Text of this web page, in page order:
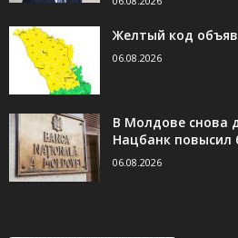
Желтый код
06.08.2026
В Молдове снова
Нацбанк повысил
06.08.2026